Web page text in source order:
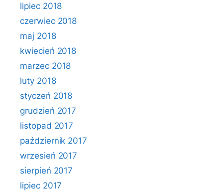
lipiec 2018
czerwiec 2018
maj 2018
kwiecień 2018
marzec 2018
luty 2018
styczeń 2018
grudzień 2017
listopad 2017
październik 2017
wrzesień 2017
sierpień 2017
lipiec 2017